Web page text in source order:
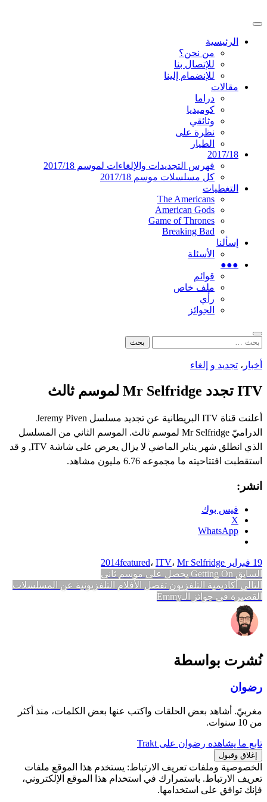
إلى
دليل التلفزيون العربي
موقع عربي متخصص في أخبار ومقالات حول
المسلسلات الأجنبية
القائمة
الرئيسيةالرئيسية
من نحن؟
للإتصال بنا
للإنضمام إلينا
مقالات
دراما
كوميديا
وثائقي
نظرة على
الطيار
2017/18
فهرس التجديدات والإلغاءات لموسم 2017/18
كل مسلسلات موسم 2017/18
التغطيات
The Americans
American Gods
Game of Thrones
Breaking Bad
إسألنا
الأسئلة
●●●
قوائم
ملف خاص
رأي
الجوائز
بحث
البحث
أخبار ، تجديد و إلغاء
ITV تجدد Mr Selfridge لموسم ثالث
أعلنت قناة ITV البريطانية عن تجديد مسلسل Jeremy Piven
الدراميّ Mr Selfridge لموسم ثالث. الموسم الثاني من المسلسل
الذي انطلق شهر يناير الماضي لا يزال يعرض على شاشة ITV, و قد
استقطبت افتتاحيته ما مجموعه 6.76 مليون مشاهد.
انشر:
فيس بوك
X
WhatsApp
19 فبراير 2014 featured، ITV، Mr Selfridge
تصفّح
المقالات
السابق المقالة
السابقة:
Getting On يحصل على موسم ثاني
التالي المقالة
التالية:
أكاديمية التلفزيون تفصل الأفلام التلفزيونية عن المسلسلات
القصيرة في جوائز الـEmmy
نُشرت بواسطة
رضوان
مغربيّ. أشاهد بعض الحلقات واكتب عنها بعض الكلمات، منذ أكثر
من 10 سنوات.
تابع ما يشاهده رضوان على Trakt
الخصوصية وملفات تعريف الارتباط: يستخدم هذا الموقع ملفات
تعريف الارتباط. باستمرارك في استخدام هذا الموقع الإلكتروني،
فإنك توافق على استخدامها.